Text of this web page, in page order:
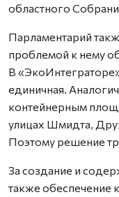
областного
Парламентарий
проблемой к нему
В
единичная.
контейнерным
улицах Шмидта,
Поэтому решение
За создание и
также обеспечение